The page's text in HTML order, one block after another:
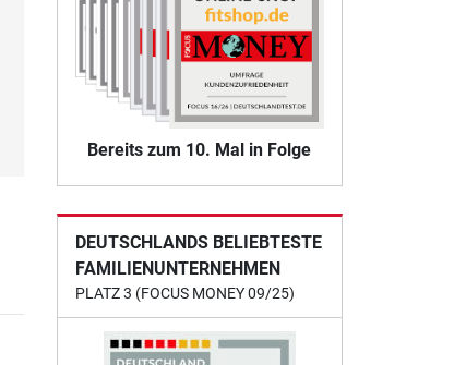
Bereits zum 10. Mal in Folge
DEUTSCHLANDS BELIEBTESTE
FAMILIENUNTERNEHMEN
PLATZ 3 (FOCUS MONEY 09/25)